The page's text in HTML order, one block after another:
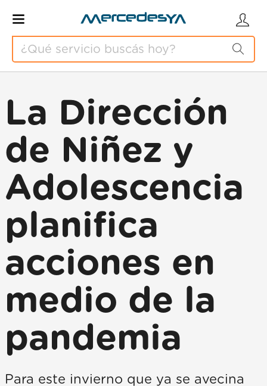
La Dirección
de Niñez y
Adolescencia
planifica
acciones en
medio de la
pandemia
Para este invierno que ya se avecina